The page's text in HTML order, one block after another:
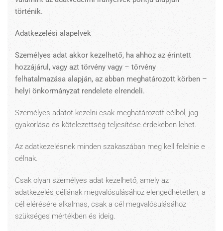
történik.
Adatkezelési alapelvek
Személyes adat akkor kezelhető, ha ahhoz az érintett
hozzájárul, vagy azt törvény vagy – törvény
felhatalmazása alapján, az abban meghatározott körben –
helyi önkormányzat rendelete elrendeli.
Személyes adatot kezelni csak meghatározott célból, jog
gyakorlása és kötelezettség teljesítése érdekében lehet.
Az adatkezelésnek minden szakaszában meg kell felelnie e
célnak.
Csak olyan személyes adat kezelhető, amely az
adatkezelés céljának megvalósulásához elengedhetetlen, a
cél elérésére alkalmas, csak a cél megvalósulásához
szükséges mértékben és ideig.